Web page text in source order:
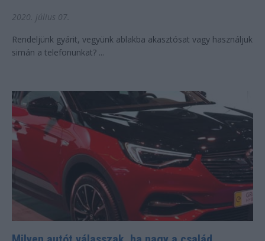
2020. július 07.
Rendeljünk gyárit, vegyünk ablakba akasztósat vagy használjuk
simán a telefonunkat? ...